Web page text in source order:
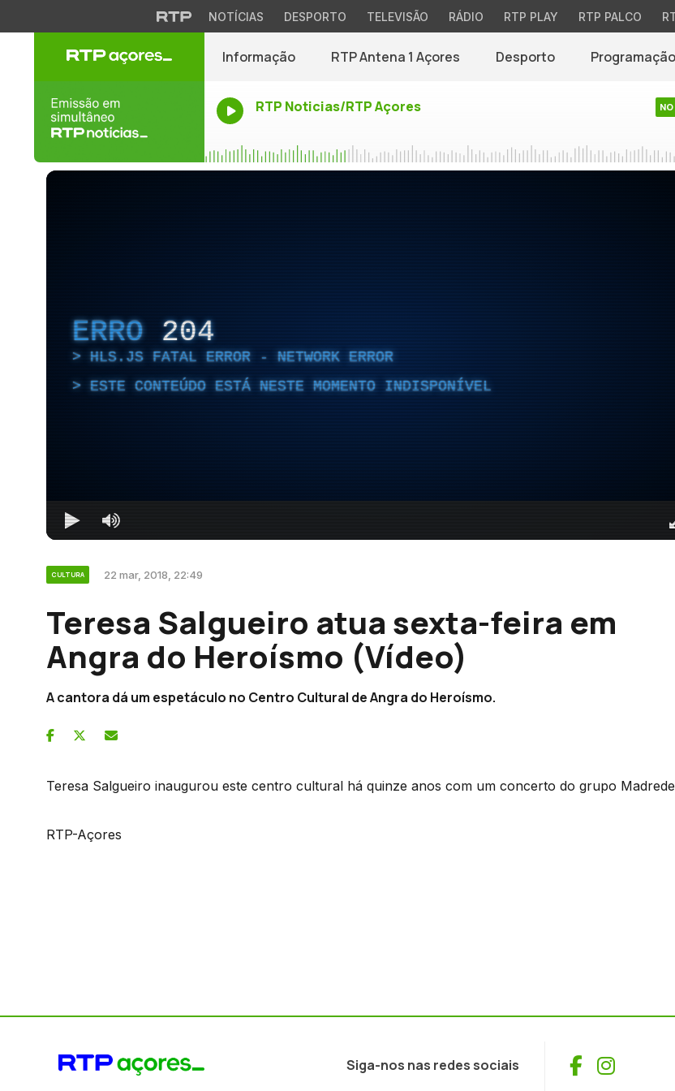
NOTÍCIAS DESPORTO TELEVISÃO RÁDIO RTP PLAY RTP PALCO
Informação RTP Antena 1 Açores Desporto Programação
RTP Noticias/RTP Açores
ERRO 204
HLS.JS FATAL ERROR - NETWORK ERROR
ESTE CONTEÚDO ESTÁ NESTE MOMENTO INDISPONÍVEL
CULTURA 22 mar, 2018, 22:49
Teresa Salgueiro atua sexta-feira em
Angra do Heroísmo (Vídeo)
A cantora dá um espetáculo no Centro Cultural de Angra do Heroísmo.
Teresa Salgueiro inaugurou este centro cultural há quinze anos com um concerto do grupo
RTP-Açores
Siga-nos nas redes sociais Facebook